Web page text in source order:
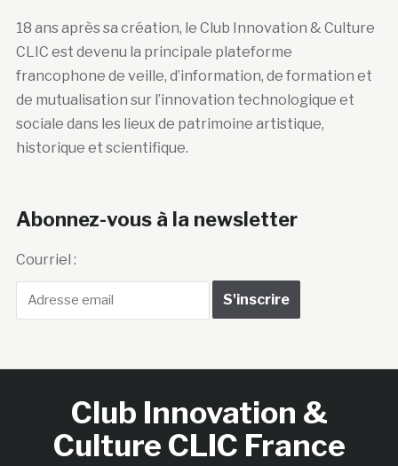
18 ans après sa création, le Club Innovation & Culture
CLIC est devenu la principale plateforme
francophone de veille, d’information, de formation et
de mutualisation sur l’innovation technologique et
sociale dans les lieux de patrimoine artistique,
historique et scientifique.
Abonnez-vous à la newsletter
Courriel :
Club Innovation &
Culture CLIC France